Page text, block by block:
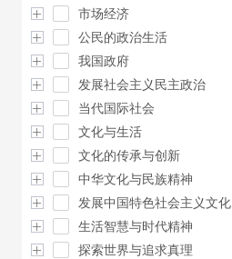
市场经济
公民的政治生活
我国政府
发展社会主义民主政治
当代国际社会
文化与生活
文化的传承与创新
中华文化与民族精神
发展中国特色社会主义文化
生活智慧与时代精神
探索世界与追求真理